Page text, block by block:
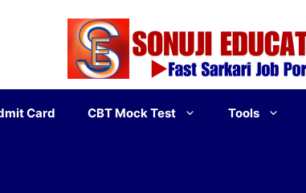
Card CBT Mock Test Tools